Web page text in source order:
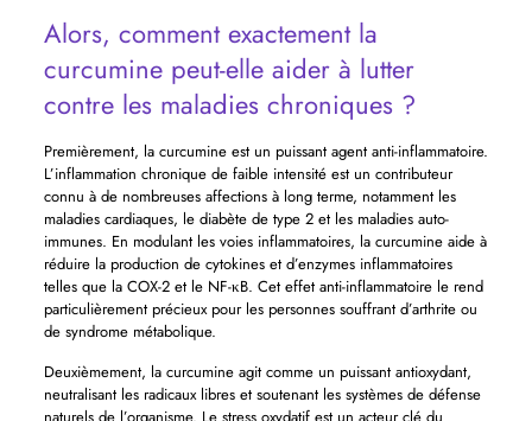
Alors, comment exactement la
curcumine peut-elle aider à lutter
contre les maladies chroniques ?
Premièrement, la curcumine est un puissant agent anti-inflammatoire.
L’inflammation chronique de faible intensité est un contributeur
connu à de nombreuses affections à long terme, notamment les
maladies cardiaques, le diabète de type 2 et les maladies auto-
immunes. En modulant les voies inflammatoires, la curcumine aide à
réduire la production de cytokines et d’enzymes inflammatoires
telles que la COX-2 et le NF-κB. Cet effet anti-inflammatoire le rend
particulièrement précieux pour les personnes souffrant d’arthrite ou
de syndrome métabolique.
Deuxièmement, la curcumine agit comme un puissant antioxydant,
neutralisant les radicaux libres et soutenant les systèmes de défense